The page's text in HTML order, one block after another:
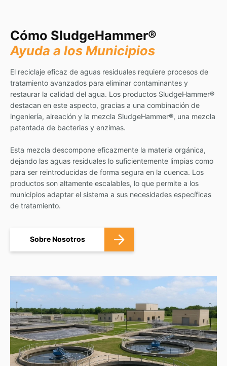
Cómo SludgeHammer®
Ayuda a los Municipios
El reciclaje eficaz de aguas residuales requiere procesos de
tratamiento avanzados para eliminar contaminantes y
restaurar la calidad del agua. Los productos SludgeHammer®
destacan en este aspecto, gracias a una combinación de
ingeniería, aireación y la mezcla SludgeHammer®, una mezcla
patentada de bacterias y enzimas.
Esta mezcla descompone eficazmente la materia orgánica,
dejando las aguas residuales lo suficientemente limpias como
para ser reintroducidas de forma segura en la cuenca. Los
productos son altamente escalables, lo que permite a los
municipios adaptar el sistema a sus necesidades específicas
de tratamiento.
Sobre Nosotros